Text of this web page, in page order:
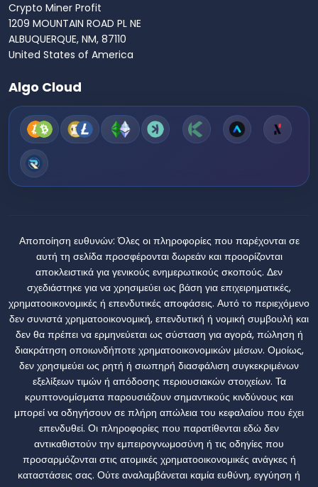
Crypto Miner Profit
1209 MOUNTAIN ROAD PL NE
ALBUQUERQUE, NM, 87110
United States of America
Algo Cloud
Αποποίηση ευθυνών: Όλες οι πληροφορίες που παρέχονται σε
αυτή τη σελίδα προσφέρονται δωρεάν και προορίζονται
αποκλειστικά για γενικούς ενημερωτικούς σκοπούς. Δεν
σχεδιάστηκε για να χρησιμεύει ως βάση για επιχειρηματικές,
χρηματοοικονομικές ή επενδυτικές αποφάσεις. Αυτό το περιεχόμενο
δεν συνιστά χρηματοοικονομική, επενδυτική ή νομική συμβουλή και
δεν θα πρέπει να ερμηνεύεται ως σύσταση για αγορά, πώληση ή
διακράτηση οποιωνδήποτε χρηματοοικονομικών μέσων. Ομοίως,
δεν χρησιμεύει ως ρητή ή σιωπηρή διασφάλιση συγκεκριμένων
εξελίξεων τιμών ή απόδοσης περιουσιακών στοιχείων. Τα
κρυπτονομίσματα παρουσιάζουν σημαντικούς κινδύνους και
μπορεί να οδηγήσουν σε πλήρη απώλεια του κεφαλαίου που έχει
επενδυθεί. Οι πληροφορίες που παρατίθενται εδώ δεν
αντικαθιστούν την εμπειρογνωμοσύνη ή τις οδηγίες που
προσαρμόζονται στις ατομικές χρηματοοικονομικές ανάγκες ή
καταστάσεις σας. Ούτε αναλαμβάνεται καμία ευθύνη, εγγύηση ή